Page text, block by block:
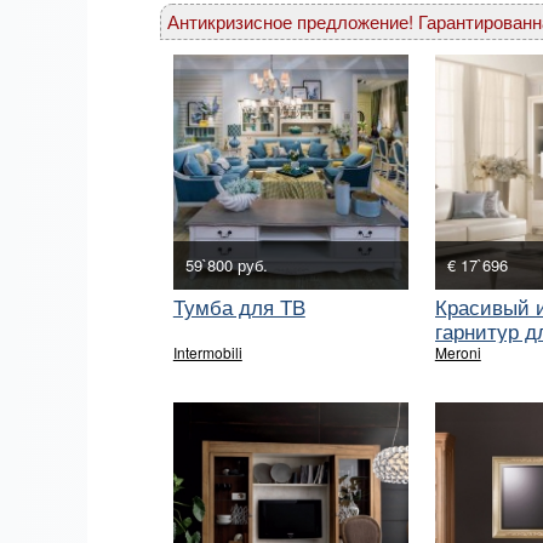
Антикризисное предложение!
59`800 руб.
Тумба для ТВ
Intermobili
€ 17`696
Красивый
гарнитур
коллекции
Meroni